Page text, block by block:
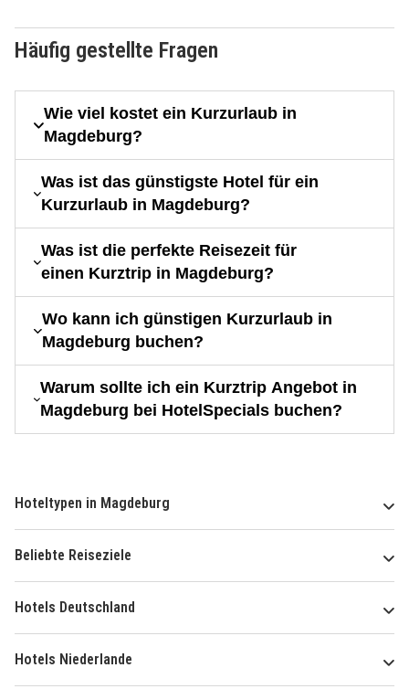
Häufig gestellte Fragen
Wie viel kostet ein Kurzurlaub in
Magdeburg?
Was ist das günstigste Hotel für ein
Kurzurlaub in Magdeburg?
Was ist die perfekte Reisezeit für
einen Kurztrip in Magdeburg?
Wo kann ich günstigen Kurzurlaub in
Magdeburg buchen?
Warum sollte ich ein Kurztrip Angebot in
Magdeburg bei HotelSpecials buchen?
Hoteltypen in Magdeburg
Beliebte Reiseziele
Hotels Deutschland
Hotels Niederlande